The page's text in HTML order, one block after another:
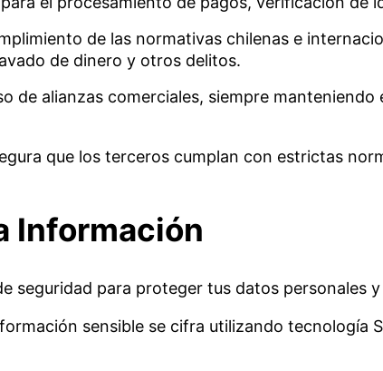
de las normativas chilenas e
de dinero y otros delitos.
de alianzas comerciales, siempre
que los terceros cumplan con estrictas
Información
seguridad para proteger tus datos personales
sensible se cifra utilizando tecnología